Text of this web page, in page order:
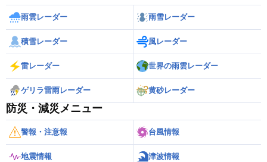
雨雲レーダー 雨雪レーダー
積雪レーダー 風レーダー
雷レーダー 世界の雨雲レーダー
ゲリラ雷雨レーダー 黄砂レーダー
防災・減災メニュー
警報・注意報 台風情報
地震情報 津波情報